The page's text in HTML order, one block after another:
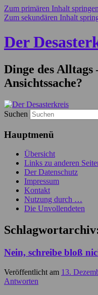
Zum primären Inhalt springen
Zum sekundären Inhalt
Der
Dinge des Alltags
Ansichtssache?
Suchen
Hauptmenü
Übersicht
Links zu anderen
Der Datenschutz
Impressum
Kontakt
Nutzung durch …
Die Unvollendeten
Nein, schreibe bloß
Veröffentlicht am 13.
Antworten